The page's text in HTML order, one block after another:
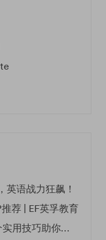
英语战力狂飙！
荐 | EF英孚教育
普通打工人如何高效学英语？5个实用技巧助你突破职场瓶颈